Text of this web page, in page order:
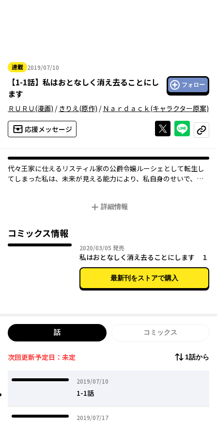
連載 2019/07/10
2019年07月10日
【1-1話】 私はおとなしく消え去ることにし
ます
フォロー
ＲＵＲＵ(漫画) / きりえ(原作) / Ｎａｒｄａｃｋ (キャラクター原案)
応援メッセージ Xで投稿する
ライン
コピー
代々王家に仕えるリスティル家の公爵令嬢ルーシェとして転生し
てしまった私は、未来が見える能力により、私自身のせいで、こ
め、私は家出をすることにしました！
しく消え去るのも大変です!?
詳細情報
コミックス情報
2020/03/05 2020年03月05日
発売
私はおとなしく消え去ることにします １
最新刊をストアで購入
話 コミックス
次回更新予定日：未定 1話から
2019/07/10
2019年07月10日
1-1話
2019/07/17
2019年07月17日